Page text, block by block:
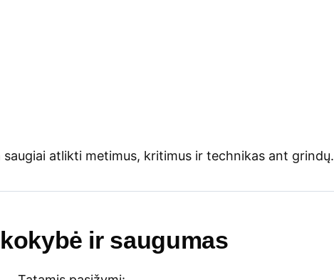
atlikti metimus, kritimus ir technikas ant grindų.
ir saugumas